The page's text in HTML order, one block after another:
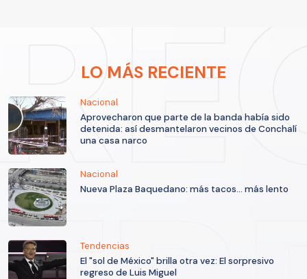
LO MÁS RECIENTE
Nacional
Aprovecharon que parte de la banda había sido
detenida: así desmantelaron vecinos de Conchalí
una casa narco
Nacional
Nueva Plaza Baquedano: más tacos... más lento
Tendencias
El "sol de México" brilla otra vez: El sorpresivo
regreso de Luis Miguel